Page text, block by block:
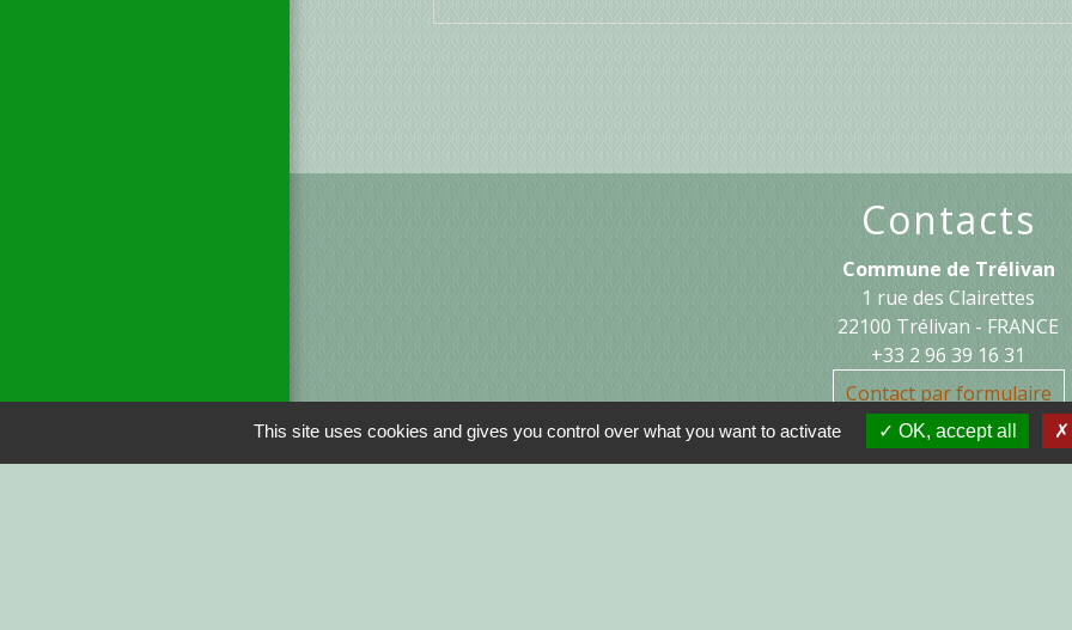
Contacts
Commune de Trélivan
1 rue des Clairettes
22100 Trélivan - FRANCE
+33 2 96 39 16 31
Contact par formulaire
This site uses cookies and gives you control over what you want to activate OK, accept all